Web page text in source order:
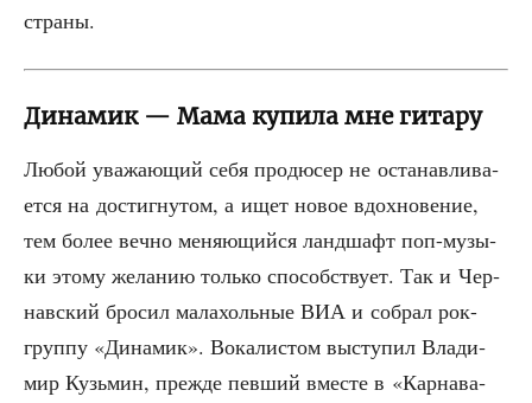
страны.
Динамик — Мама купила мне гитару
Любой ува­жа­ю­щий себя про­дю­сер не оста­нав­ли­ва­
ет­ся на достиг­ну­том, а ищет новое вдох­но­ве­ние,
тем более веч­но меня­ю­щий­ся ланд­шафт поп-музы­
ки это­му жела­нию толь­ко спо­соб­ству­ет. Так и Чер­
нав­ский бро­сил мала­холь­ные ВИА и собрал рок-
груп­пу «Дина­мик». Вока­ли­стом высту­пил Вла­ди­
мир Кузь­мин, преж­де пев­ший вме­сте в «Кар­на­ва­